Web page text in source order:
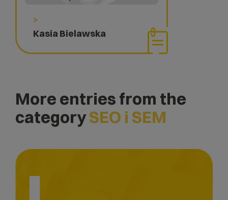
>
Kasia Bielawska
More entries from the
categorySEO i SEM